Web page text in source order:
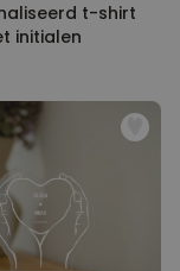
t-shirt
initialen